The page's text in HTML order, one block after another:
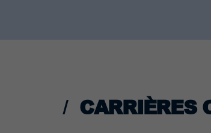
CARRIÈRES